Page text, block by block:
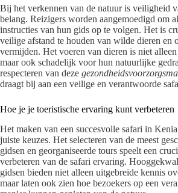
Bij het verkennen van de natuur is veiligheid
belang. Reizigers worden aangemoedigd om
instructies van hun gids op te volgen. Het is
veilige afstand te houden van wilde dieren en
vermijden. Het voeren van dieren is niet
maar ook schadelijk voor hun natuurlijke
respecteren van deze
draagt bij aan een veilige en verantwoorde
Hoe je je toeristische ervaring kunt verbeteren
Het maken van een succesvolle safari in
juiste keuzes. Het selecteren van de meest
gidsen en georganiseerde tours speelt een
verbeteren van de safari ervaring.
gidsen bieden niet alleen uitgebreide kennis
maar laten ook zien hoe bezoekers op een